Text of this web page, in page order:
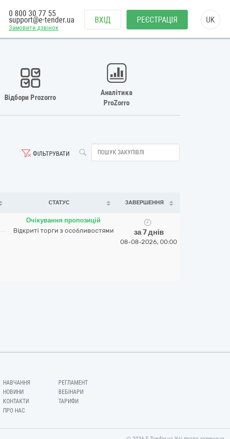
Замовити дзвінок
0 800 30 77 55
support@e-tender.ua ВХІД РЕЄСТРАЦІЯ UK
Відбори Prozorro
Аналітика
ProZorro
ФІЛЬТРУВАТИ
СТАТУС ЗАВЕРШЕННЯ
Очікування пропозицій
Відкриті торги з особливостями
за 7 днів
08-08-2026, 00:00
НАВЧАННЯ
НОВИНИ
КОНТАКТИ
ПРО НАС
РЕГЛАМЕНТ
ВЕБІНАРИ
ТАРИФИ